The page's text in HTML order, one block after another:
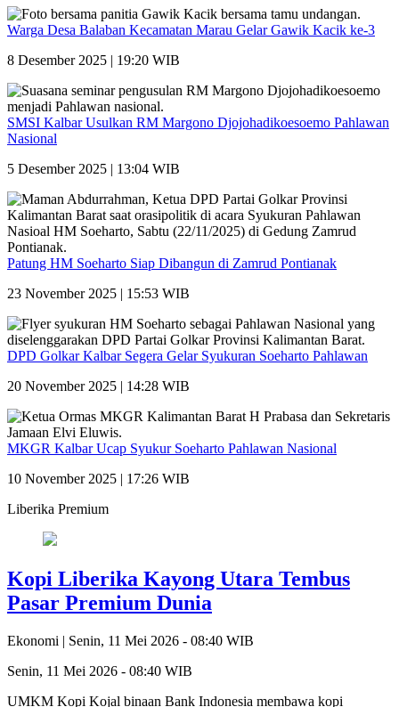
Warga Desa Balaban Kecamatan Marau Gelar Gawik Kacik ke-3
8 Desember 2025 | 19:20 WIB
SMSI Kalbar Usulkan RM Margono Djojohadikoesoemo Pahlawan
Nasional
5 Desember 2025 | 13:04 WIB
Patung HM Soeharto Siap Dibangun di Zamrud Pontianak
23 November 2025 | 15:53 WIB
DPD Golkar Kalbar Segera Gelar Syukuran Soeharto Pahlawan
20 November 2025 | 14:28 WIB
MKGR Kalbar Ucap Syukur Soeharto Pahlawan Nasional
10 November 2025 | 17:26 WIB
Liberika Premium
Kopi Liberika Kayong Utara Tembus
Pasar Premium Dunia
Ekonomi | Senin, 11 Mei 2026 - 08:40 WIB
Senin, 11 Mei 2026 - 08:40 WIB
UMKM Kopi Kojal binaan Bank Indonesia membawa kopi